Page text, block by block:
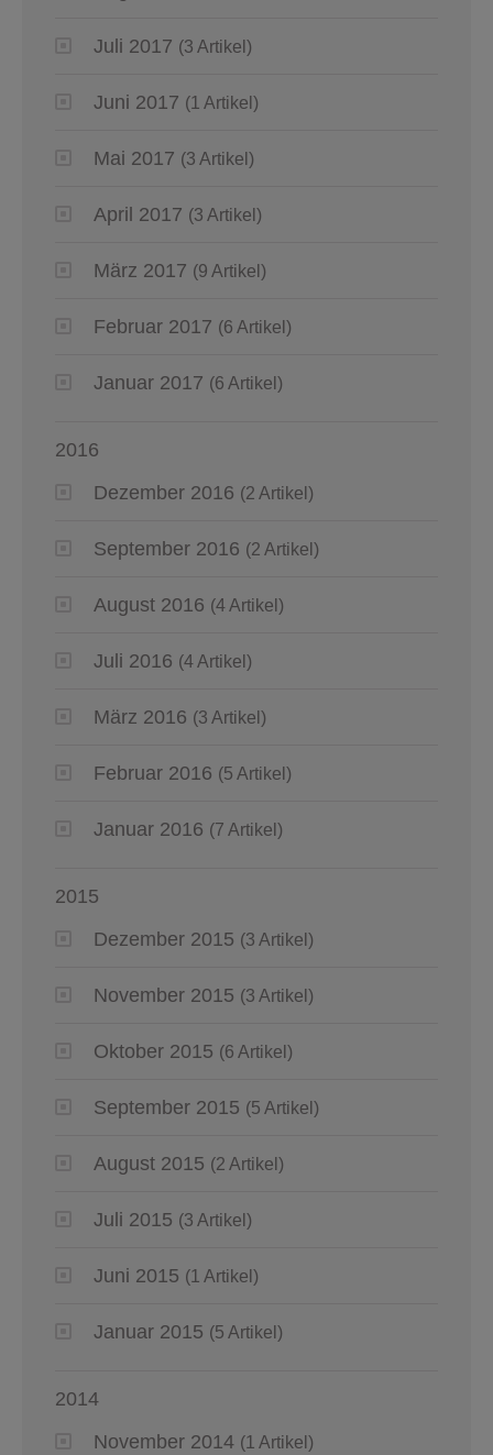
Juli 2017 (3 Artikel)
Juni 2017 (1 Artikel)
Mai 2017 (3 Artikel)
April 2017 (3 Artikel)
März 2017 (9 Artikel)
Februar 2017 (6 Artikel)
Januar 2017 (6 Artikel)
2016
Dezember 2016 (2 Artikel)
September 2016 (2 Artikel)
August 2016 (4 Artikel)
Juli 2016 (4 Artikel)
März 2016 (3 Artikel)
Februar 2016 (5 Artikel)
Januar 2016 (7 Artikel)
2015
Dezember 2015 (3 Artikel)
November 2015 (3 Artikel)
Oktober 2015 (6 Artikel)
September 2015 (5 Artikel)
August 2015 (2 Artikel)
Juli 2015 (3 Artikel)
Juni 2015 (1 Artikel)
Januar 2015 (5 Artikel)
2014
November 2014 (1 Artikel)